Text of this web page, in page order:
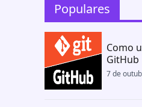
Populares
Como
GitHub
7 de